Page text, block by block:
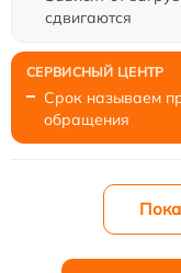
сдвигаются
Срок называем
обращения